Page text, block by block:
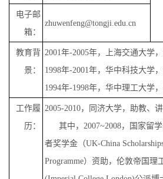
电子邮
箱：
zhuwenfeng@tongji.edu.cn
教育背
景：
2001年-2005年，上海交通大学
1998年-2001年，华中科技大学
1994年-1998年，华中理工大学
工作履
历：
2005-2010，同济大学，助教、
其中，2007~2008，国家留
者奖学金（UK-China
Programme）资助，伦敦帝国理